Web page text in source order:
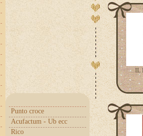
Punto croce
Acufactum - Ub ecc
Rico
IL